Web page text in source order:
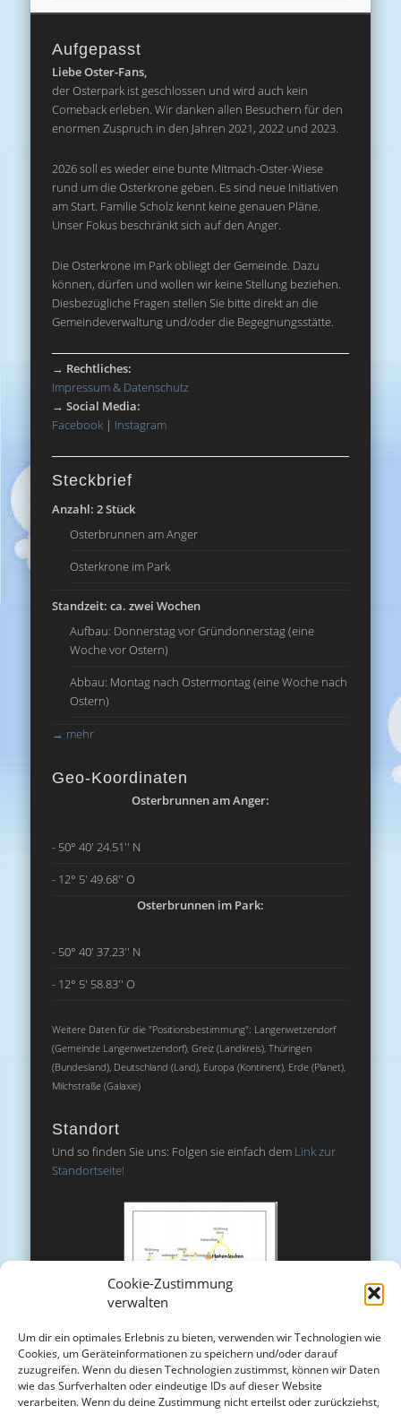
Cookie-Zustimmung
verwalten
Um dir ein optimales Erlebnis zu bieten, verwenden wir Technologien wie
Cookies, um Geräteinformationen zu speichern und/oder darauf
zuzugreifen. Wenn du diesen Technologien zustimmst, können wir Daten
wie das Surfverhalten oder eindeutige IDs auf dieser Website
verarbeiten. Wenn du deine Zustimmung nicht erteilst oder zurückziehst,
Aufgepasst
Liebe Oster-Fans,
der Osterpark ist geschlossen und wird auch kein
Comeback erleben. Wir danken allen Besuchern für den
enormen Zuspruch in den Jahren 2021, 2022 und 2023.
2026 soll es wieder eine bunte Mitmach-Oster-Wiese
rund um die Osterkrone geben. Es sind neue Initiativen
am Start. Familie Scholz kennt keine genauen Pläne.
Unser Fokus beschränkt sich auf den Anger.
Die Osterkrone im Park obliegt der Gemeinde. Dazu
können, dürfen und wollen wir keine Stellung beziehen.
Diesbezügliche Fragen stellen Sie bitte direkt an die
Gemeindeverwaltung und/oder die Begegnungsstätte.
→ Rechtliches:
Impressum & Datenschutz
→Social Media:
Facebook | Instagram
Steckbrief
Anzahl: 2 Stück
Osterbrunnen am Anger
Osterkrone im Park
Standzeit: ca. zwei Wochen
Aufbau: Donnerstag vor Gründonnerstag (eine
Woche vor Ostern)
Abbau: Montag nach Ostermontag (eine Woche nach
Ostern)
→ mehr
Geo-Koordinaten
Osterbrunnen am Anger:
- 50° 40' 24.51'' N
- 12° 5' 49.68'' O
Osterbrunnen im Park:
- 50° 40' 37.23'' N
- 12° 5' 58.83'' O
Weitere Daten für die "Positionsbestimmung": Langenwetzendorf
(Gemeinde Langenwetzendorf), Greiz (Landkreis), Thüringen
(Bundesland), Deutschland (Land), Europa (Kontinent), Erde (Planet),
Milchstraße (Galaxie)
Standort
Und so finden Sie uns: Folgen sie einfach dem Link zur
Standortseite!